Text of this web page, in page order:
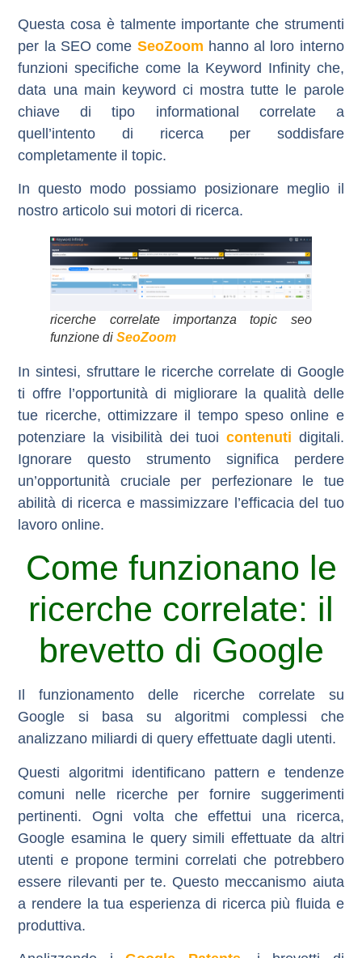
Questa cosa è talmente importante che strumenti
per la SEO come SeoZoom hanno al loro interno
funzioni specifiche come la Keyword Infinity che,
data una main keyword ci mostra tutte le parole
chiave di tipo informational correlate a
quell’intento di ricerca per soddisfare
completamente il topic.
In questo modo possiamo posizionare meglio il
nostro articolo sui motori di ricerca.
ricerche correlate importanza topic seo
funzione diSeoZoom
In sintesi, sfruttare le ricerche correlate di Google
ti offre l’opportunità di migliorare la qualità delle
tue ricerche, ottimizzare il tempo speso online e
potenziare la visibilità dei tuoi contenuti digitali.
Ignorare questo strumento significa perdere
un’opportunità cruciale per perfezionare le tue
abilità di ricerca e massimizzare l’efficacia del tuo
lavoro online.
Come funzionano le
ricerche correlate: il
brevetto di Google
Il funzionamento delle ricerche correlate su
Google si basa su algoritmi complessi che
analizzano miliardi di query effettuate dagli utenti.
Questi algoritmi identificano pattern e tendenze
comuni nelle ricerche per fornire suggerimenti
pertinenti. Ogni volta che effettui una ricerca,
Google esamina le query simili effettuate da altri
utenti e propone termini correlati che potrebbero
essere rilevanti per te. Questo meccanismo aiuta
a rendere la tua esperienza di ricerca più fluida e
produttiva.